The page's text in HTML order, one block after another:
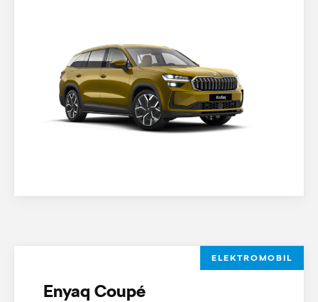
ELEKTROMOBIL
Enyaq Coupé